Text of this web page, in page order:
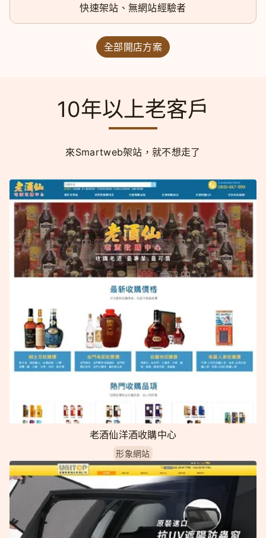
快速架站、無網站經驗者
全部開店方案
10年以上老客戶
來Smartweb架站，就不想走了
老酒仙洋酒收購中心
形象網站